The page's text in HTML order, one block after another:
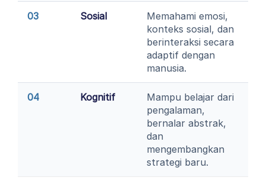
03 Sosial
Memahami emosi,
konteks sosial, dan
berinteraksi secara
adaptif dengan
manusia.
04 Kognitif
Mampu belajar dari
pengalaman,
bernalar abstrak,
dan
mengembangkan
strategi baru.